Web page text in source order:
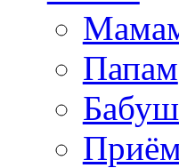
Папам